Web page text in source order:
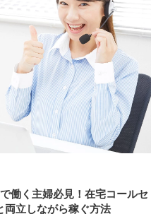
働く主婦必見！在宅コールセ
両立しながら稼ぐ方法